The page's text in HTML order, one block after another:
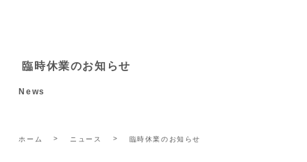
臨時休業のお知らせ
News
ホーム ニュース 臨時休業のお知らせ